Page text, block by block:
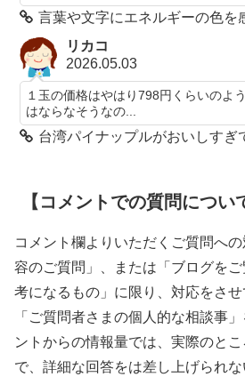
言葉や文字にエネルギーの色を
リカコ
2026.05.03
１玉の価格はやはり798円くらいのよ
はならなそうなの...
台湾パイナップルがおいしすぎ
【コメントでの質問につい
コメント欄よりいただくご質問へ
容のご質問」、または「ブログを
考になるもの」に限り、対応をさせ
「ご質問者さまの個人的な相談事
ントからの情報量では、実際のと
で、詳細な回答をは差し上げられ